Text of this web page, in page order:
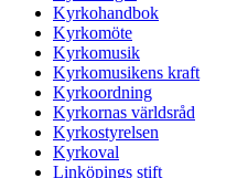
Kyrkohandbok
Kyrkomöte
Kyrkomusik
Kyrkomusikens kraft
Kyrkoordning
Kyrkornas världsråd
Kyrkostyrelsen
Kyrkoval
Linköpings stift